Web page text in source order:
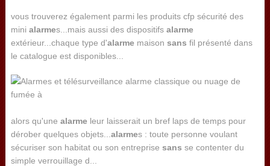
vous trouverez également parmi les produits cfp sécurité des
mini alarmes...mais aussi des dispositifs alarme
extérieur...chaque type d'alarmemaison sans fil présenté dans
le catalogue est disponibles...
alors qu'une alarmeleur laisserait un bref laps de temps pour
dérober quelques objets... alarmes : toute personne voulant
sécuriser son habitat ou son entreprise sans se contenter du
simple verrouillage d...